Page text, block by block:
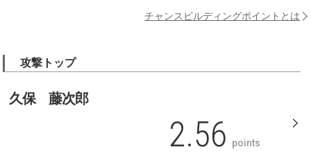
チャンスビルディングポイントとは
攻撃トップ
久保 藤次郎
2.56 points